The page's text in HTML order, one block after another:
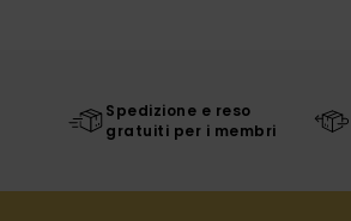
Spedizione e reso
gratuiti per i membri